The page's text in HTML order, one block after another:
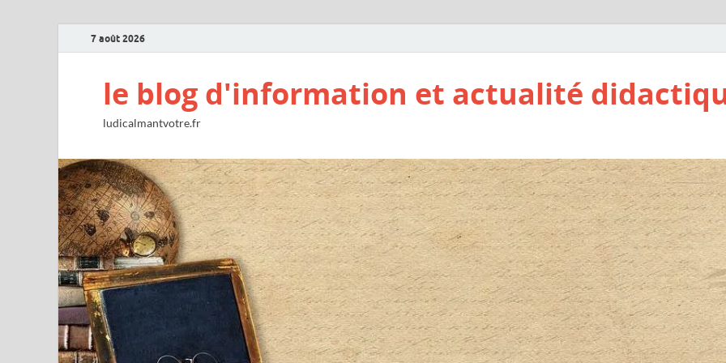
7 août 2026
le blog d'information et actualité
ludicalmantvotre.fr